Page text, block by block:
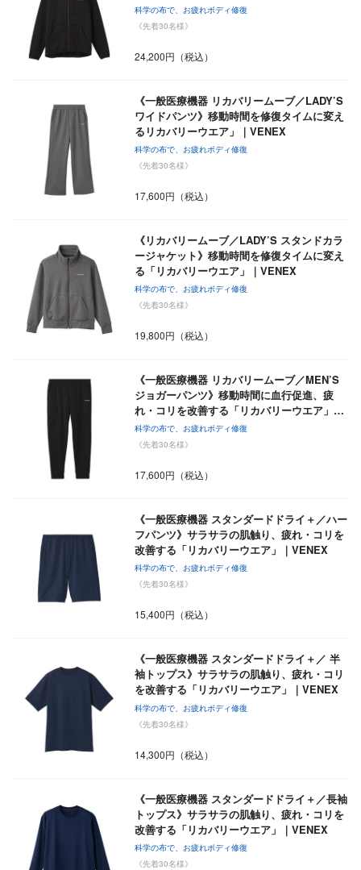
科学の布で、お疲れボディ修復
《先着30名様》
24,200円（税込）
《一般医療機器 リカバリームーブ／LADY’S
ワイドパンツ》移動時間を修復タイムに変え
るリカバリーウエア」｜VENEX
科学の布で、お疲れボディ修復
《先着30名様》
17,600円（税込）
《リカバリームーブ／LADY’S スタンドカラ
ージャケット》移動時間を修復タイムに変え
る「リカバリーウエア」｜VENEX
科学の布で、お疲れボディ修復
《先着30名様》
19,800円（税込）
《一般医療機器 リカバリームーブ／MEN’S
ジョガーパンツ》移動時間に血行促進、疲
れ・コリを改善する「リカバリーウエア」…
科学の布で、お疲れボディ修復
《先着30名様》
17,600円（税込）
《一般医療機器 スタンダードドライ＋／ハー
フパンツ》サラサラの肌触り、疲れ・コリを
改善する「リカバリーウエア」｜VENEX
科学の布で、お疲れボディ修復
《先着30名様》
15,400円（税込）
《一般医療機器 スタンダードドライ＋／ 半
袖トップス》サラサラの肌触り、疲れ・コリ
を改善する「リカバリーウエア」｜VENEX
科学の布で、お疲れボディ修復
《先着30名様》
14,300円（税込）
《一般医療機器 スタンダードドライ＋／長袖
トップス》サラサラの肌触り、疲れ・コリを
改善する「リカバリーウエア」｜VENEX
科学の布で、お疲れボディ修復
《先着30名様》